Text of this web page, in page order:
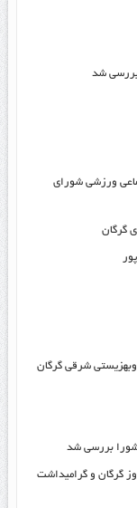
بررسی شد
ورزشی شورای
شرقی گرگان
بررسی شد
سه خانه فرهنگ جدید و افزایش بودجه۹۶ روز گرگان و گرامیداشت